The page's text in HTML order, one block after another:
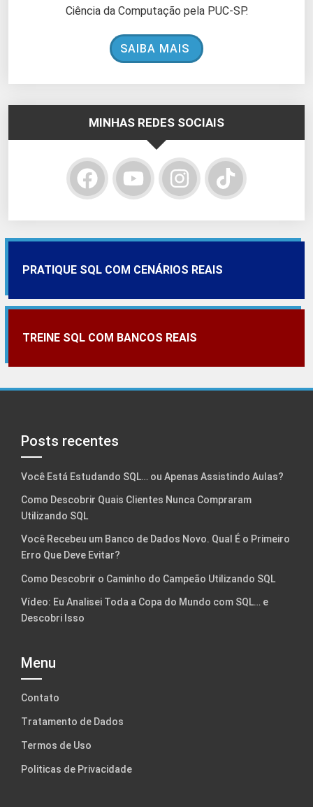
Ciência da Computação pela PUC-SP.
SAIBA MAIS
MINHAS REDES SOCIAIS
PRATIQUE SQL COM CENÁRIOS REAIS
TREINE SQL COM BANCOS REAIS
Posts recentes
Você Está Estudando SQL… ou Apenas Assistindo Aulas?
Como Descobrir Quais Clientes Nunca Compraram
Utilizando SQL
Você Recebeu um Banco de Dados Novo. Qual É o Primeiro
Erro Que Deve Evitar?
Como Descobrir o Caminho do Campeão Utilizando SQL
Vídeo: Eu Analisei Toda a Copa do Mundo com SQL… e
Descobri Isso
Menu
Contato
Tratamento de Dados
Termos de Uso
Politicas de Privacidade